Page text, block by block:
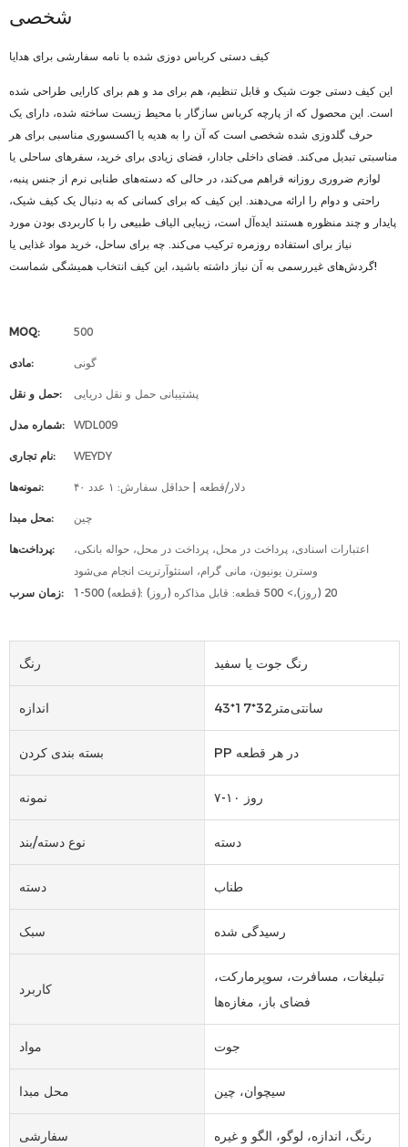
شخصی
کیف دستی کرباس دوزی شده با نامه سفارشی برای هدایا
این کیف دستی جوت شیک و قابل تنظیم، هم برای مد و هم برای کارایی طراحی شده
است. این محصول که از پارچه کرباس سازگار با محیط زیست ساخته شده، دارای یک
حرف گلدوزی شده شخصی است که آن را به هدیه یا اکسسوری مناسبی برای هر
مناسبتی تبدیل می‌کند. فضای داخلی جادار، فضای زیادی برای خرید، سفرهای ساحلی یا
لوازم ضروری روزانه فراهم می‌کند، در حالی که دسته‌های طنابی نرم از جنس پنبه،
راحتی و دوام را ارائه می‌دهند. این کیف که برای کسانی که به دنبال یک کیف شیک،
پایدار و چند منظوره هستند ایده‌آل است، زیبایی الیاف طبیعی را با کاربردی بودن مورد
نیاز برای استفاده روزمره ترکیب می‌کند. چه برای ساحل، خرید مواد غذایی یا
گردش‌های غیررسمی به آن نیاز داشته باشید، این کیف انتخاب همیشگی شماست!
MOQ: 500
مادی: گونی
حمل و نقل: پشتیبانی حمل و نقل دریایی
شماره مدل: WDL009
نام تجاری: WEYDY
نمونه‌ها: ۴۰ دلار/قطعه | حداقل سفارش: ۱ عدد
محل مبدا: چین
پرداخت‌ها:
اعتبارات اسنادی، پرداخت در محل، پرداخت در محل، حواله بانکی،
وسترن یونیون، مانی گرام، استئوآرتریت انجام می‌شود
زمان سرب:
1-500 (قطعه): 20 (روز)،> 500 قطعه: قابل مذاکره (روز)
رنگ رنگ جوت یا سفید
اندازه سانتی‌متر32*17*43
بسته بندی کردن PP در هر قطعه
نمونه ۷-۱۰ روز
نوع دسته/بند دسته
دسته طناب
سبک رسیدگی شده
کاربرد
تبلیغات، مسافرت، سوپرمارکت،
فضای باز، مغازه‌ها
مواد جوت
محل مبدا سیچوان، چین
سفارشی رنگ، اندازه، لوگو، الگو و غیره